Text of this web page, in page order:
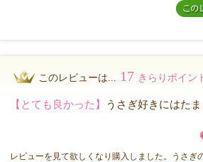
このレビューは... 17 きらりポイン
【とても良かった】 うさぎ好きにはた
レビューを見て欲しくなり購入しました。うさぎ